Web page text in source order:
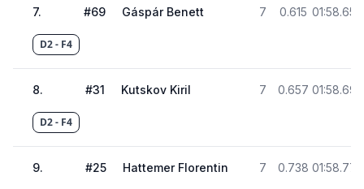
7. #69 Gáspár Benett 7 0.615 01:58.656
D2 - F4
8. #31 Kutskov Kiril 7 0.657 01:58.698
D2 - F4
9. #25 Hattemer Florentin 7 0.738 01:58.779